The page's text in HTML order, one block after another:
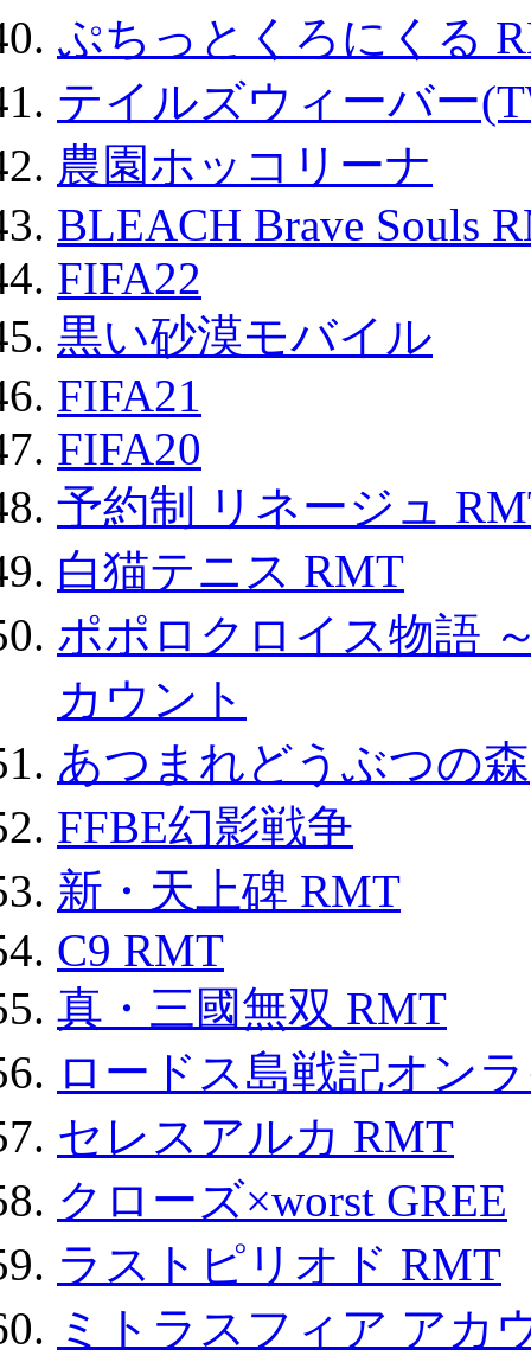
ぷちっとくろにくる
テイルズウィーバー
農園ホッコリーナ
BLEACH Brave Souls
FIFA22
黒い砂漠モバイル
FIFA21
FIFA20
予約制 リネージュ
白猫テニス RMT
ポポロクロイス物語
カウント
あつまれどうぶつの森
FFBE幻影戦争
新・天上碑 RMT
C9 RMT
真・三國無双 RMT
ロードス島戦記オン
セレスアルカ RMT
クローズ×worst GREE
ラストピリオド RMT
ミトラスフィア アカ